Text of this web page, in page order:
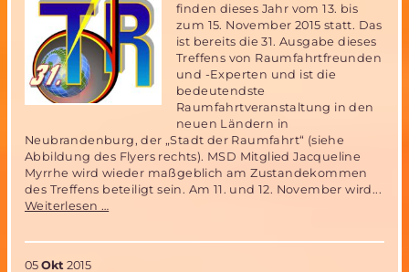
finden dieses Jahr vom 13. bis
zum 15. November 2015 statt. Das
ist bereits die 31. Ausgabe dieses
Treffens von Raumfahrtfreunden
und -Experten und ist die
bedeutendste
Raumfahrtveranstaltung in den
neuen Ländern in
Neubrandenburg, der „Stadt der Raumfahrt“ (siehe
Abbildung des Flyers rechts). MSD Mitglied Jacqueline
Myrrhe wird wieder maßgeblich am Zustandekommen
des Treffens beteiligt sein. Am 11. und 12. November wird...
Weiterlesen …
05 Okt 2015